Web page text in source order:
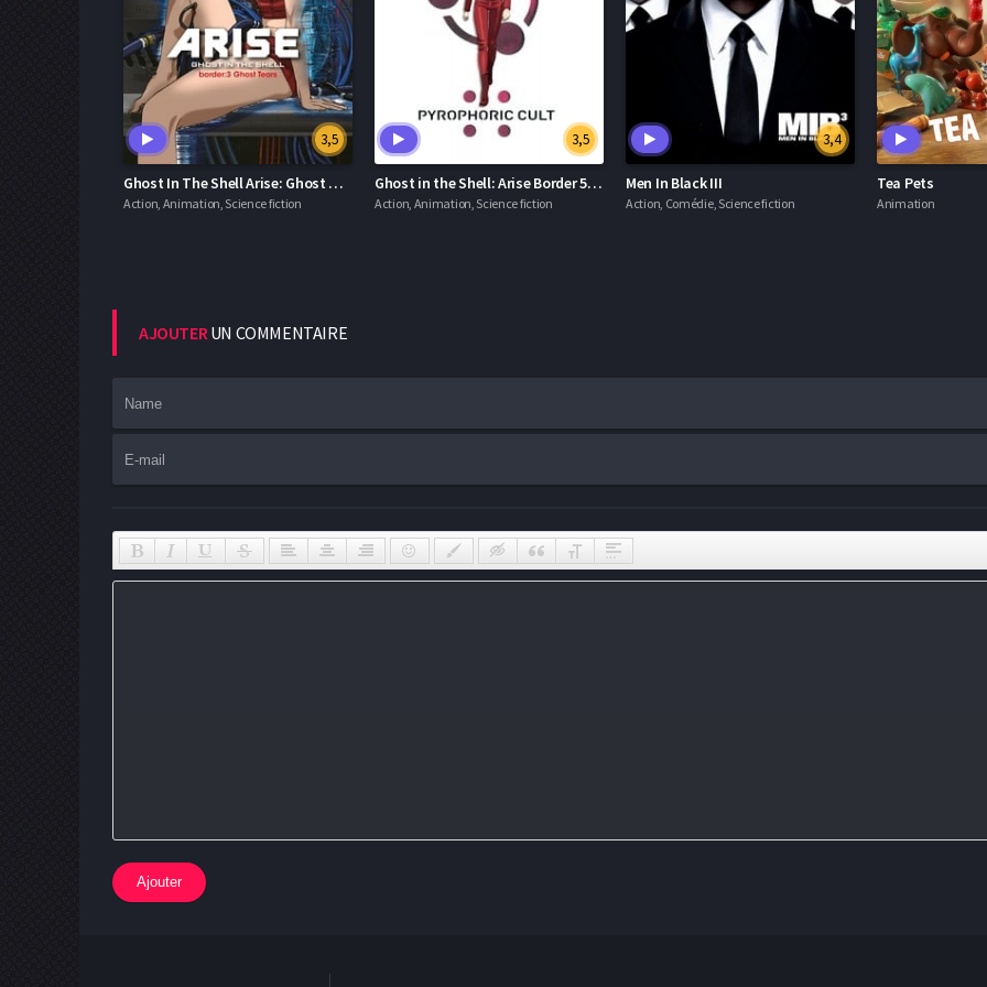
3,5
Ghost In The Shell Arise: Ghost Tears
Action, Animation, Science fiction
3,5
Ghost in the Shell: Arise Border 5 - Pyrophoric Cult
Action, Animation, Science fiction
3,4
Men In Black III
Action, Comédie, Science fiction
Tea Pets
Animation
AJOUTERUN COMMENTAIRE
Ajouter